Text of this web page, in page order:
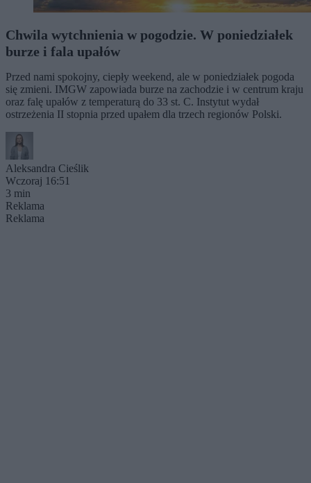
Chwila wytchnienia w pogodzie. W poniedziałek
burze i fala upałów
Przed nami spokojny, ciepły weekend, ale w poniedziałek pogoda
się zmieni. IMGW zapowiada burze na zachodzie i w centrum kraju
oraz falę upałów z temperaturą do 33 st. C. Instytut wydał
ostrzeżenia II stopnia przed upałem dla trzech regionów Polski.
Aleksandra Cieślik
Wczoraj 16:51
3 min
Reklama
Reklama